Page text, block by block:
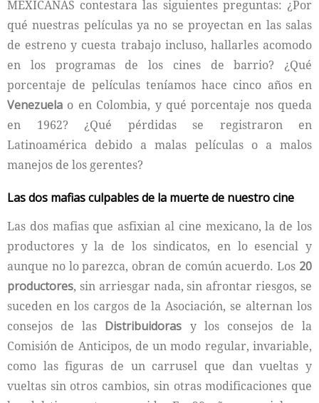
MEXICANAS contestara las siguientes preguntas: ¿Por
qué nuestras películas ya no se proyectan en las salas
de estreno y cuesta trabajo incluso, hallarles acomodo
en los programas de los cines de barrio? ¿Qué
porcentaje de películas teníamos hace cinco años en
Venezuela o en Colombia, y qué porcentaje nos queda
en 1962? ¿Qué pérdidas se registraron en
Latinoamérica debido a malas películas o a malos
manejos de los gerentes?
Las dos mafias culpables de la muerte de nuestro cine
Las dos mafias que asfixian al cine mexicano, la de los
productores y la de los sindicatos, en lo esencial y
aunque no lo parezca, obran de común acuerdo. Los 20
productores, sin arriesgar nada, sin afrontar riesgos, se
suceden en los cargos de la Asociación, se alternan los
consejos de las Distribuidoras y los consejos de la
Comisión de Anticipos, de un modo regular, invariable,
como las figuras de un carrusel que dan vueltas y
vueltas sin otros cambios, sin otras modificaciones que